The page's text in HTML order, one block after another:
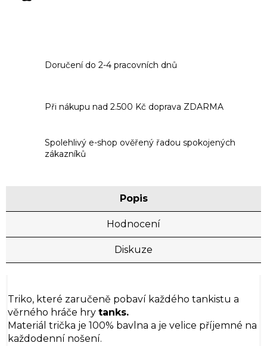
Doručení do 2-4 pracovních dnů
Při nákupu nad 2.500 Kč doprava ZDARMA
Spolehlivý e-shop ověřený řadou spokojených
zákazníků
Popis
Hodnocení
Diskuze
Triko, které zaručeně pobaví každého tankistu a
věrného hráče hry tanks.
Materiál trička je 100% bavlna a je velice příjemné na
každodenní nošení.